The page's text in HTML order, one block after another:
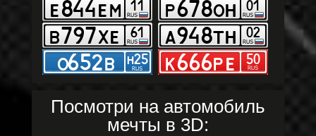
Посмотри на автомобиль
мечты в 3D: